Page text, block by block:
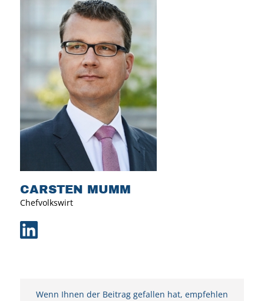
CARSTEN MUMM
Chefvolkswirt
Wenn Ihnen der Beitrag gefallen hat, empfehlen